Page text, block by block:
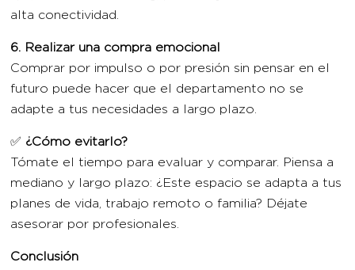
alta conectividad.
6. Realizar una compra emocional
Comprar por impulso o por presión sin pensar en el
futuro puede hacer que el departamento no se
adapte a tus necesidades a largo plazo.
✅ ¿Cómo evitarlo?
Tómate el tiempo para evaluar y comparar. Piensa a
mediano y largo plazo: ¿Este espacio se adapta a tus
planes de vida, trabajo remoto o familia? Déjate
asesorar por profesionales.
Conclusión